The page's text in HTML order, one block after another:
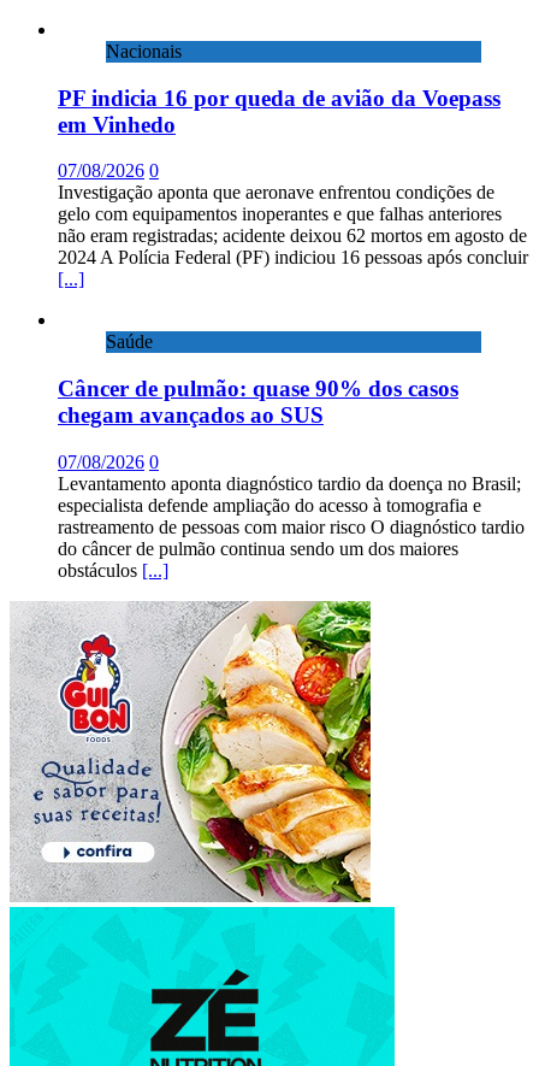
Nacionais
PF indicia 16 por queda de avião da Voepass
em Vinhedo
07/08/2026 0
Investigação aponta que aeronave enfrentou condições de
gelo com equipamentos inoperantes e que falhas anteriores
não eram registradas; acidente deixou 62 mortos em agosto de
2024 A Polícia Federal (PF) indiciou 16 pessoas após concluir
[...]
Saúde
Câncer de pulmão: quase 90% dos casos
chegam avançados ao SUS
07/08/2026 0
Levantamento aponta diagnóstico tardio da doença no Brasil;
especialista defende ampliação do acesso à tomografia e
rastreamento de pessoas com maior risco O diagnóstico tardio
do câncer de pulmão continua sendo um dos maiores
obstáculos [...]